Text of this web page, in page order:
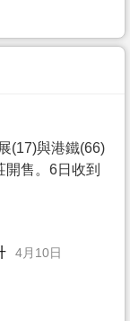
(17)與港鐵(66)
售。6日收到
4月10日